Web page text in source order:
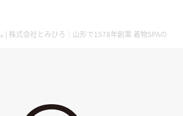
るものではございません。情報の
| 株式会社とみひろ｜山形で1578年創業 着物SPAの